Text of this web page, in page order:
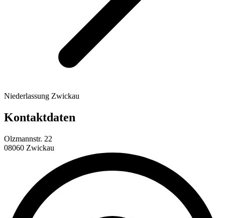
Niederlassung Zwickau
Kontaktdaten
Olzmannstr. 22
08060 Zwickau